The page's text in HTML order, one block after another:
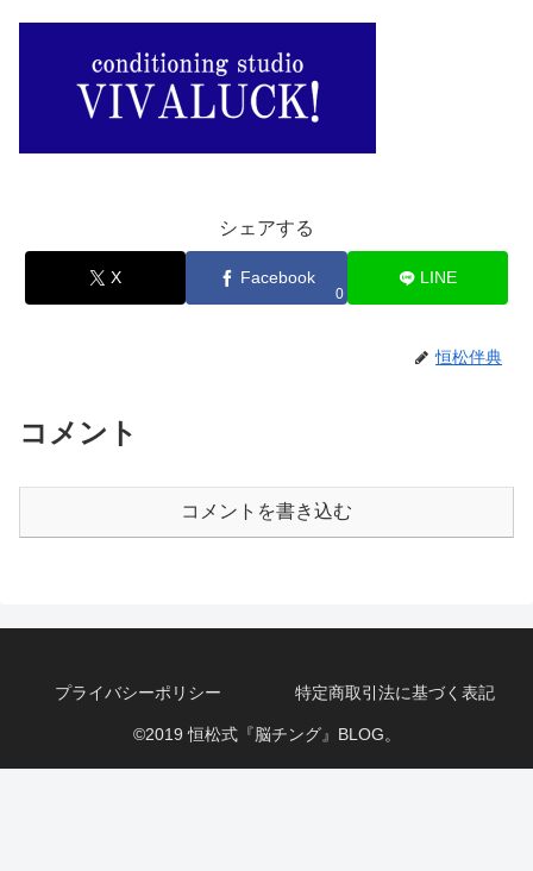
シェアする
X Facebook
0
LINE
恒松伴典
コメント
コメントを書き込む
プライバシーポリシー 特定商取引法に基づく表記
©2019 恒松式『脳チング』BLOG。